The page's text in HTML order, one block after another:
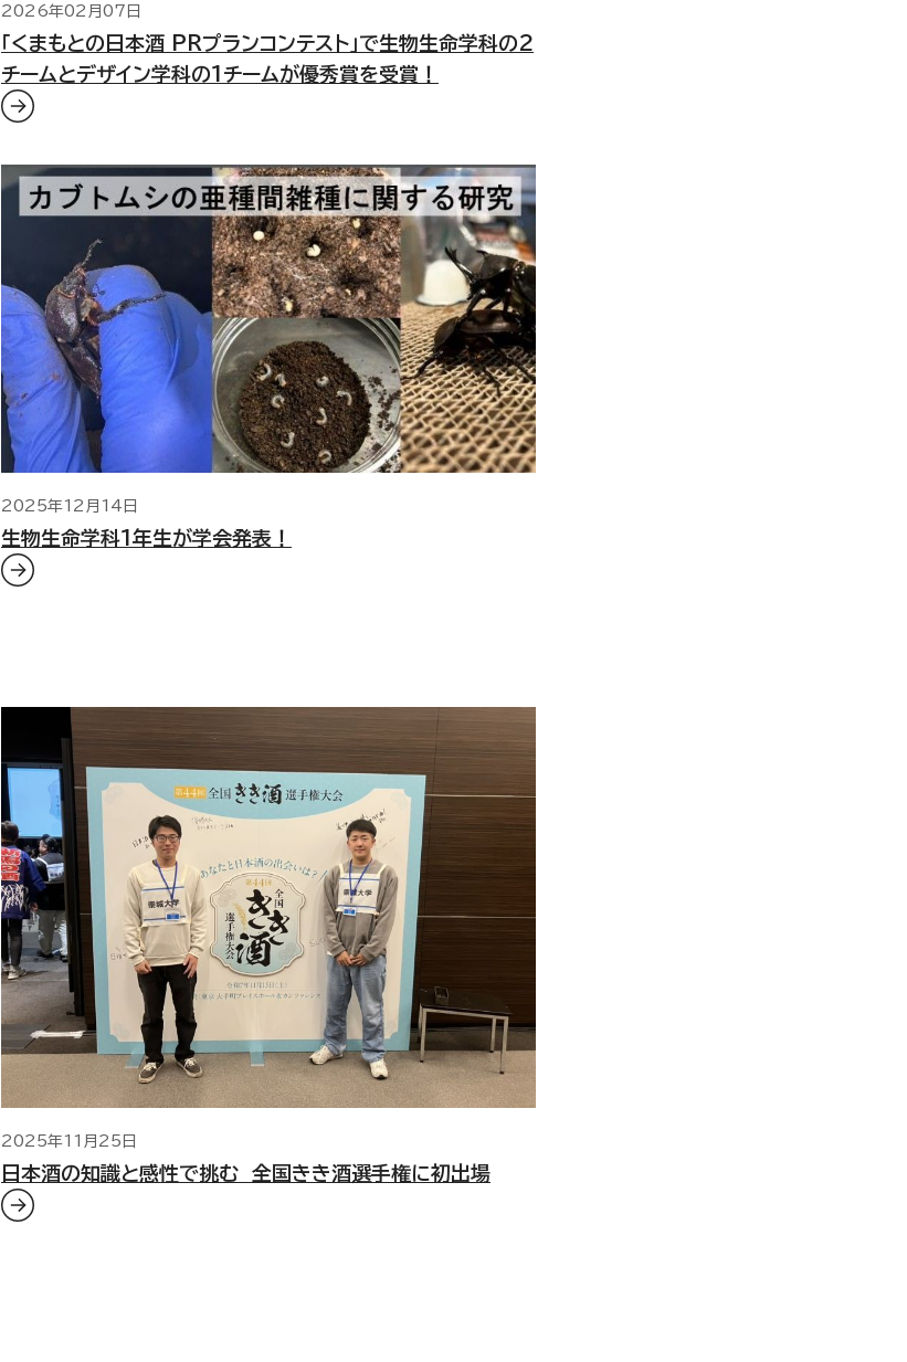
2026年02月07日
「くまもとの日本酒 PRプランコンテスト」で生物生命学科の2
チームとデザイン学科の1チームが優秀賞を受賞！
2025年12月14日
生物生命学科1年生が学会発表！
2025年11月25日
日本酒の知識と感性で挑む 全国きき酒選手権に初出場